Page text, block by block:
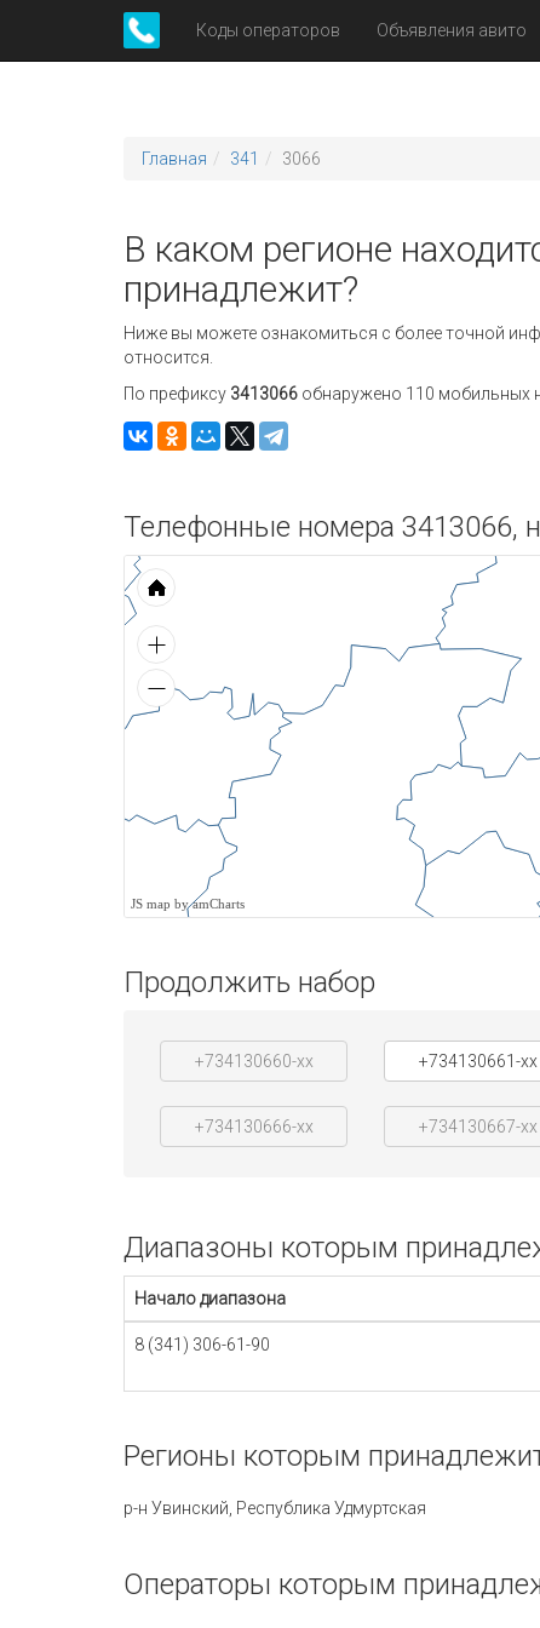
Коды операторов Объявления авито
Главная 341 3066
В каком регионе
принадлежит?
Ниже вы можете ознакомиться с более точной
относится.
По префиксу 3413066 обнаружено 110 мобильных
Телефонные номера 3413066,
JS map by amCharts
Продолжить набор
+734130660-xx +734130661-xx
+734130666-xx +734130667-xx
Диапазоны которым
Начало диапазона
8 (341) 306-61-90
Регионы которым
р-н Увинский, Республика Удмуртская
Операторы которым